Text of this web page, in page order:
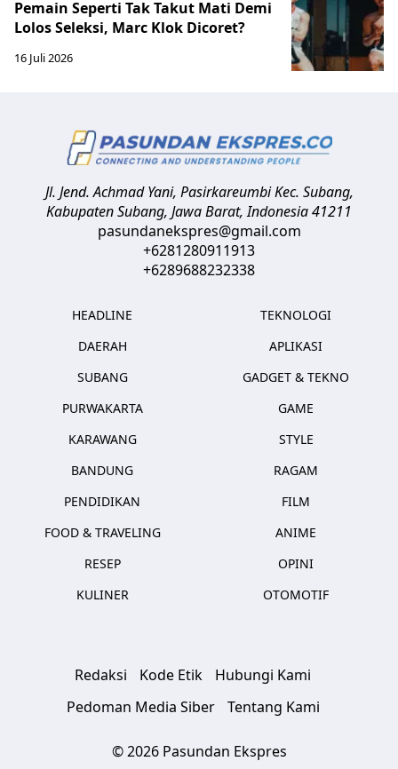
Pemain Seperti Tak Takut Mati Demi
Lolos Seleksi, Marc Klok Dicoret?
16 Juli 2026
Jl. Jend. Achmad Yani, Pasirkareumbi Kec. Subang,
Kabupaten Subang, Jawa Barat,Indonesia41211
pasundanekspres@gmail.com
+6281280911913
+6289688232338
HEADLINE
DAERAH
SUBANG
PURWAKARTA
KARAWANG
BANDUNG
PENDIDIKAN
FOOD & TRAVELING
RESEP
KULINER
TEKNOLOGI
APLIKASI
GADGET & TEKNO
GAME
STYLE
RAGAM
FILM
ANIME
OPINI
OTOMOTIF
Redaksi Kode Etik
Hubungi Kami
Pedoman Media Siber
Tentang Kami
© 2026 Pasundan Ekspres